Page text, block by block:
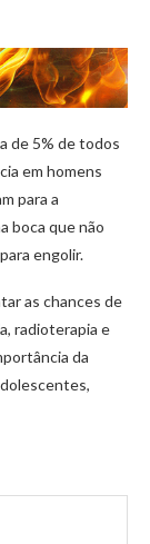
de 5% de todos
em homens
para a
boca que não
engolir.
as chances de
radioterapia e
da